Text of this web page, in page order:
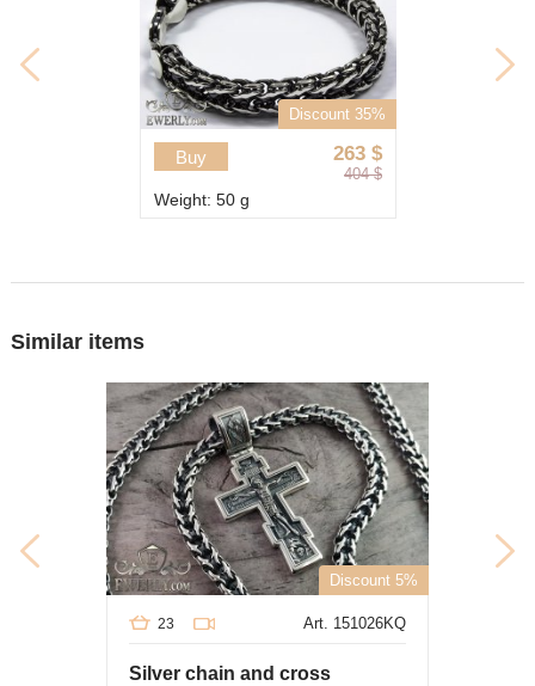
Discount 35%
263 $
404 $
Buy
Weight: 50 g
Similar items
Discount 5%
Art. 151026KQ
23
Silver chain and cross